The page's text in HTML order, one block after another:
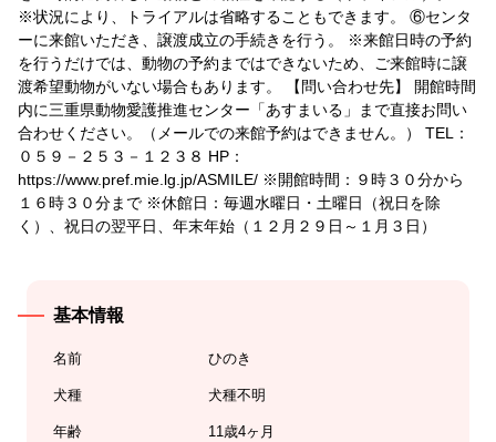
※状況により、トライアルは省略することもできます。 ⑥センタ
ーに来館いただき、譲渡成立の手続きを行う。 ※来館日時の予約
を行うだけでは、動物の予約まではできないため、ご来館時に譲
渡希望動物がいない場合もあります。 【問い合わせ先】 開館時間
内に三重県動物愛護推進センター「あすまいる」まで直接お問い
合わせください。（メールでの来館予約はできません。） TEL：
０５９－２５３－１２３８ HP：
https://www.pref.mie.lg.jp/ASMILE/ ※開館時間：９時３０分から
１６時３０分まで ※休館日：毎週水曜日・土曜日（祝日を除
く）、祝日の翌平日、年末年始（１２月２９日～１月３日）
基本情報
名前 ひのき
犬種 犬種不明
年齢 11歳4ヶ月